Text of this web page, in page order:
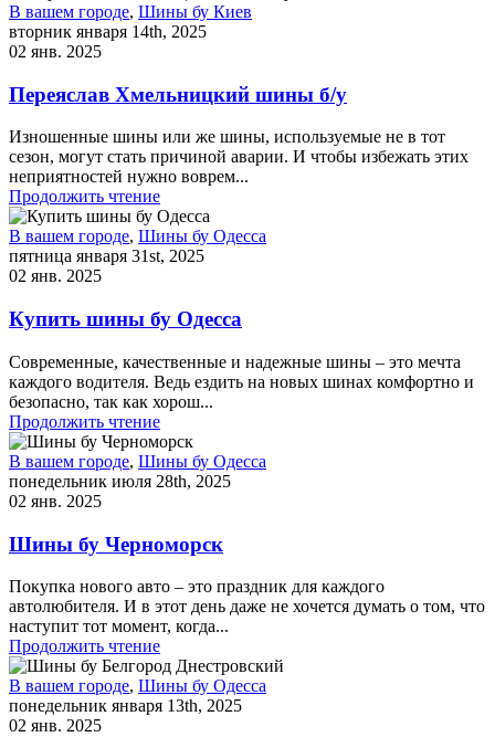
В вашем городе, Шины бу Киев
вторник января 14th, 2025
02 янв. 2025
Переяслав Хмельницкий шины б/у
Изношенные шины или же шины, используемые не в тот
сезон, могут стать причиной аварии. И чтобы избежать этих
неприятностей нужно воврем...
Продолжить чтение
В вашем городе, Шины бу Одесса
пятница января 31st, 2025
02 янв. 2025
Купить шины бу Одесса
Современные, качественные и надежные шины – это мечта
каждого водителя. Ведь ездить на новых шинах комфортно и
безопасно, так как хорош...
Продолжить чтение
В вашем городе, Шины бу Одесса
понедельник июля 28th, 2025
02 янв. 2025
Шины бу Черноморск
Покупка нового авто – это праздник для каждого
автолюбителя. И в этот день даже не хочется думать о том, что
наступит тот момент, когда...
Продолжить чтение
В вашем городе, Шины бу Одесса
понедельник января 13th, 2025
02 янв. 2025